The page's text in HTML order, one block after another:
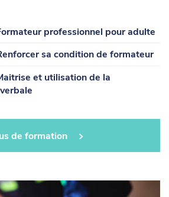
professionnel pour adulte
sa condition de formateur
et utilisation de la
de formation